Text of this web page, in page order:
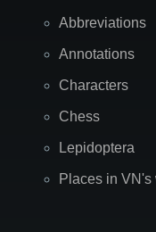
Abbreviations
Annotations
Characters
Chess
Lepidoptera
Places in VN's